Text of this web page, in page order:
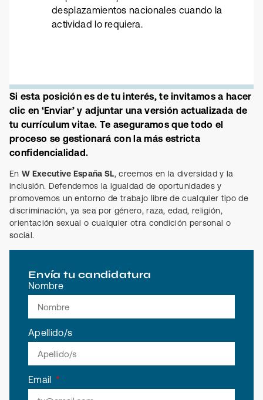
desplazamientos nacionales cuando la
actividad lo requiera.
Si esta posición es de tu interés, te invitamos a hacer
clic en ‘Enviar’ y adjuntar una versión actualizada de
tu currículum vitae. Te aseguramos que todo el
proceso se gestionará con la más estricta
confidencialidad.
En W Executive España SL, creemos en la diversidad y la
inclusión. Defendemos la igualdad de oportunidades y
promovemos un entorno de trabajo libre de cualquier tipo de
discriminación, ya sea por género, raza, edad, religión,
orientación sexual o cualquier otra condición personal o
social.
Envía tu candidatura
Nombre
Apellido/s
Email